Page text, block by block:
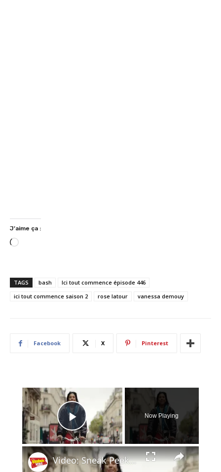
J’aime ça :
C
r
g
e
t
TAGS bash
Ici tout commence épisode 446
ici tout commence saison 2
rose latour vanessa demouy
Facebook X Pinterest
×
Play Video
Now Playing
×
Video: Sneak Peek Clip From Episode Five of Apple TV+ Series LA MAISON